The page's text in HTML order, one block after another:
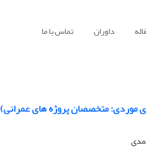
داوران تماس با ما
موردی: متخصصان پروژه های عمرانی)